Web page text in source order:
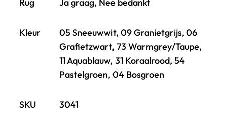
Kleur
05 Sneeuwwit, 09 Granietgrijs, 06
Grafietzwart, 73 Warmgrey/Taupe,
11 Aquablauw, 31 Koraalrood, 54
Pastelgroen, 04 Bosgroen
SKU 3041